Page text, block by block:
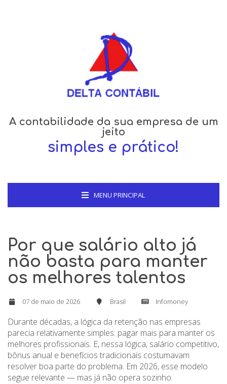
A contabilidade da sua empresa de um
jeito
simples e prático!
MENU PRINCIPAL
Por que salário alto já
não basta para manter
os melhores talentos
07 de maio de 2026 Brasil Infomoney
Durante décadas, a lógica da retenção nas empresas
parecia relativamente simples: pagar mais para manter os
melhores profissionais. E, nessa lógica, salário competitivo,
bônus anual e benefícios tradicionais costumavam
resolver boa parte do problema. Em 2026, esse modelo
segue relevante — mas já não opera sozinho.